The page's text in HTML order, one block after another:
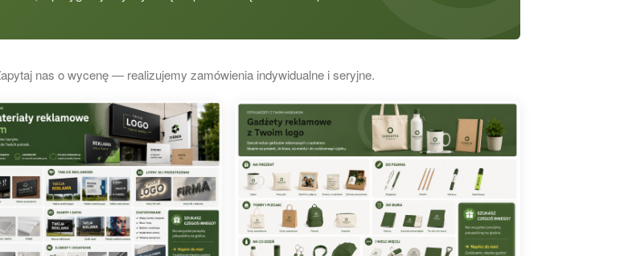
nas o wycenę — realizujemy zamówienia indywidualne i seryjne.